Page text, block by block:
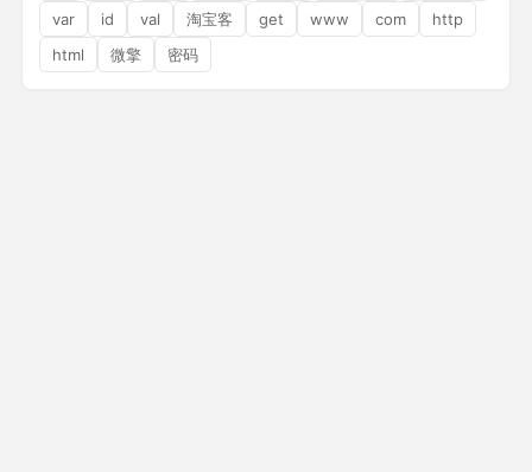
var
id val 淘宝客 get www com
http
html
微擎 密码